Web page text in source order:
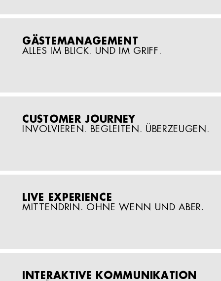
GÄSTEMANAGEMENT
ALLES IM BLICK. UND IM GRIFF.
CUSTOMER JOURNEY
INVOLVIEREN. BEGLEITEN. ÜBERZEUGEN.
LIVE EXPERIENCE
MITTENDRIN. OHNE WENN UND ABER.
INTERAKTIVE KOMMUNIKATION